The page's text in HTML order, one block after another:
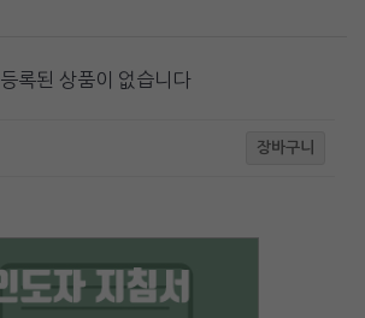
등록된 상품이 없습니다
장바구니